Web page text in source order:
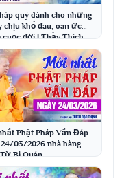
quý dành cho những
chịu khổ đau, oan ức
cuộc đời | Thầy Thích
Phật Pháp Vấn Đáp
24/03/2026 nhà hàng
Bi Quán